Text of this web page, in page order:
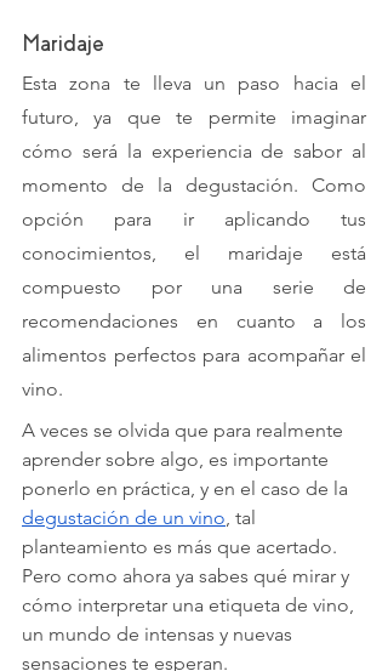
Maridaje
Esta zona te lleva un paso hacia el
futuro, ya que te permite imaginar
cómo será la experiencia de sabor al
momento de la degustación. Como
opción para ir aplicando tus
conocimientos, el maridaje está
compuesto por una serie de
recomendaciones en cuanto a los
alimentos perfectos para acompañar el
vino.
A veces se olvida que para realmente
aprender sobre algo, es importante
ponerlo en práctica, y en el caso de la
degustación de un vino , tal
planteamiento es más que acertado.
Pero como ahora ya sabes qué mirar y
cómo interpretar una etiqueta de vino,
un mundo de intensas y nuevas
sensaciones te esperan.